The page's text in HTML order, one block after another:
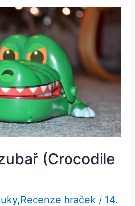
(Crocodile
,Recenze hraček / 14.